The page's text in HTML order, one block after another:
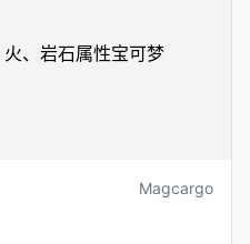
Magcargo